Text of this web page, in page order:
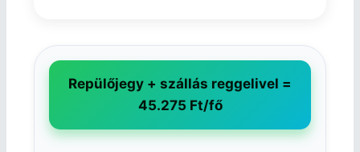
Repülőjegy + szállás reggelivel =
45.275 Ft/fő